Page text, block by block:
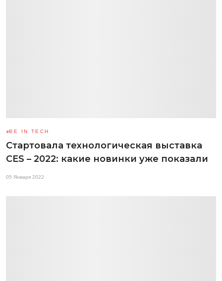
BE IN TECH
Стартовала технологическая выставка
CES – 2022: какие новинки уже показали
05 Января 2022